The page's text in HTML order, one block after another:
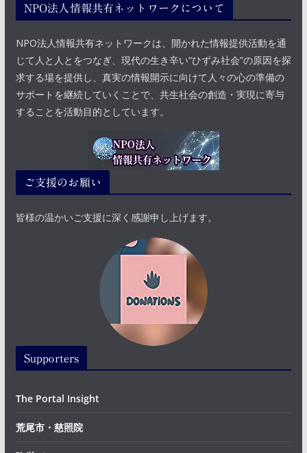
NPO法人情報共有ネットワークについて
NPO法人情報共有ネットワークは、開かれた情報提供活動を通
じて人と人とをつなぎ、現代の生き辛い“ひずみ社会”の原因を探
求する場を提供し、真実の情報開示に向けて人々の心の準備の
サポートを継続していくことで、共生社会の創造・実現に寄与
することを活動目的としています。
ご支援のお願い
皆様の温かいご支援に深く感謝申し上げます。
Supporters
The Portal Insight
荒尾市・慈照院